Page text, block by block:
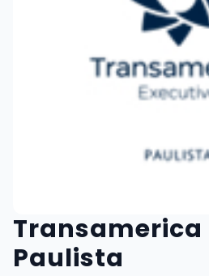
Transamerica
Paulista